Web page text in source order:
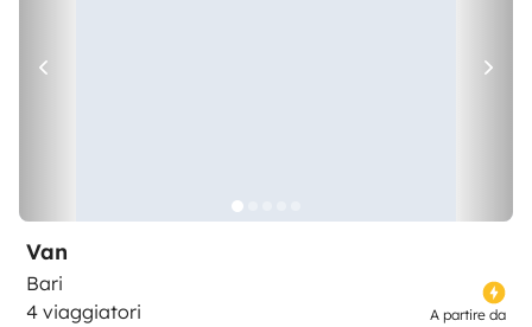
Van
Bari
4 viaggiatori
A partire da